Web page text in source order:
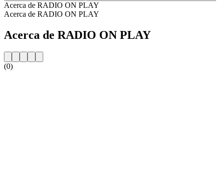
Acerca de RADIO ON PLAY
Acerca de RADIO ON PLAY
Acerca de RADIO ON PLAY
(0)